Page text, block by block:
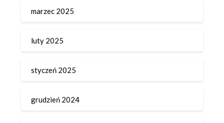
marzec 2025
luty 2025
styczeń 2025
grudzień 2024